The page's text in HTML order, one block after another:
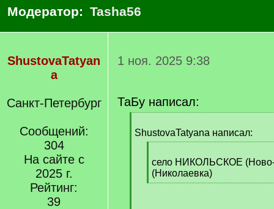
Модератор: Tasha56
ShustovaTatyan
a
Санкт-Петербург
Сообщений:
304
На сайте с
2025 г.
Рейтинг:
39
1 ноя. 2025 9:38
ТаБу написал:
q
ShustovaTatyana написал:
q
]
село НИКОЛЬСКОЕ (Ново-
(Николаевка)
[